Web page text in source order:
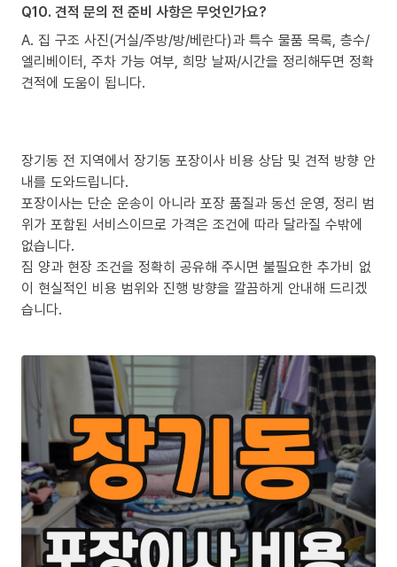
Q10. 견적 문의 전 준비 사항은 무엇인가요?
A. 집 구조 사진(거실/주방/방/베란다)과 특수 물품 목록, 층수/
엘리베이터, 주차 가능 여부, 희망 날짜/시간을 정리해두면 정확
견적에 도움이 됩니다.
장기동 전 지역에서 장기동 포장이사 비용 상담 및 견적 방향 안
내를 도와드립니다.
포장이사는 단순 운송이 아니라 포장 품질과 동선 운영, 정리 범
위가 포함된 서비스이므로 가격은 조건에 따라 달라질 수밖에
없습니다.
짐 양과 현장 조건을 정확히 공유해 주시면 불필요한 추가비 없
이 현실적인 비용 범위와 진행 방향을 깔끔하게 안내해 드리겠
습니다.